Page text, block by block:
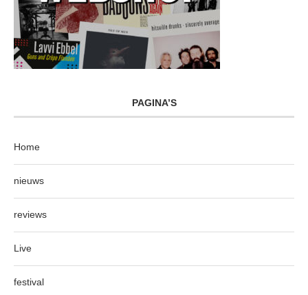
PAGINA’S
Home
nieuws
reviews
Live
festival